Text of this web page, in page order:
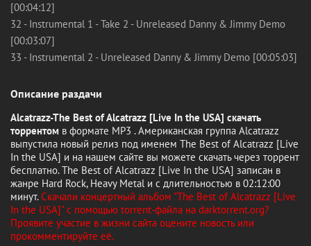
[00:04:12]
32 - Instrumental 1 - Take 2 - Unreleased Danny & Jimmy Demo
[00:03:07]
33 - Instrumental 2 - Unreleased Danny & Jimmy Demo [00:05:03]
Описание раздачи
Alcatrazz-The Best of Alcatrazz [Live In the USA] скачать
торрентом в формате MP3 . Американская группа Alcatrazz
выпустила новый релиз под именем The Best of Alcatrazz [Live
In the USA] и на нашем сайте вы можете скачать через торрент
бесплатно. The Best of Alcatrazz [Live In the USA] записан в
жанре Hard Rock, Heavy Metal и с длительностью в 02:12:00
минут.Скачали концертный альбом "The Best of Alcatrazz [Live
In the USA]" с помощью torrent-файла на darktorrent.org?
Проявите участие в жизни сайта оцените новость или
прокомментируйте её.